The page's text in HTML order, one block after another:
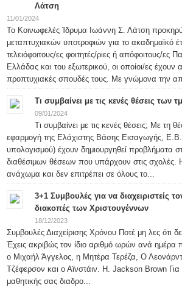
Λάτση
11/01/2024
Το Κοινωφελές Ίδρυμα Ιωάννη Σ. Λάτση
μεταπτυχιακών υποτροφιών για το ακαδημαϊκό
τελειόφοιτους/ες φοιτητές/ριες ή απόφοιτους/ες
Ελλάδας και του εξωτερικού, οι οποίοι/ες έχουν
προπτυχιακές σπουδές τους. Με γνώμονα την
Τι συμβαίνει με τις κενές θέσεις των
09/01/2024
Τι συμβαίνει με τις κενές θέσεις; Με τη
εφαρμογή της Ελάχιστης Βάσης Εισαγωγής,
υπολογισμού) έχουν δημιουργηθεί προβλήματα
διαθέσιμων θέσεων που υπάρχουν στις σχολές.
ανάχωμα και δεν επιτρέπει σε όλους το...
3+1 Συμβουλές για να διαχειριστείς
διακοπές των Χριστουγέννων
18/12/2023
Συμβουλές Διαχείρισης Χρόνου Ποτέ μη λες ότι
Έχεις ακριβώς τον ίδιο αριθμό ωρών ανά ημέρα
ο Μιχαήλ Άγγελος, η Μητέρα Τερέζα, Ο
Τζέφερσον και ο Αϊνστάιν. H. Jackson Brown Για
μαθητικής σας διαδρο...